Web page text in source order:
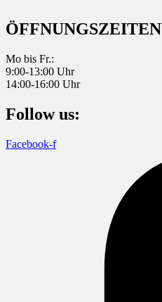
ÖFFNUNGSZEITEN
Mo bis Fr.:
9:00-13:00 Uhr
14:00-16:00 Uhr
Follow us:
Facebook-f